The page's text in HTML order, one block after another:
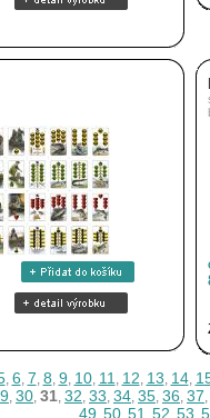
, 6, 7, 8, 9, 10, 11, 12, 13, 14,
, 30, 31, 32, 33, 34, 35, 36, 37,
49 50, 51 52 53